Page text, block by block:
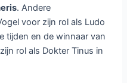
. Andere
voor zijn rol als Ludo
tijden en de winnaar van
rol als Dokter Tinus in